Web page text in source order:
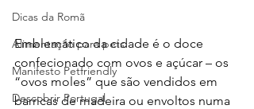
Dicas da Romã
Alimentação para pets
Manifesto Petfriendly
Descobrir Portugal
Emblemático da cidade é o doce
confecionado com ovos e açúcar – os
“ovos moles” que são vendidos em
barricas de madeira ou envoltos numa